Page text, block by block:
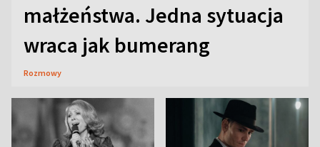
małżeństwa. Jedna sytuacja
wraca jak bumerang
Rozmowy